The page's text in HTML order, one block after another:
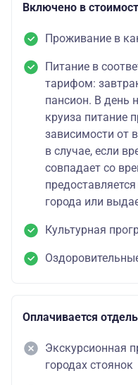
Включено в
Проживание в
Питание в
тарифом:
пансион. В день
круиза питание
зависимости от
в случае, если
совпадает со
города или
Культурная
Оплачивается
Экскурсионная
городах стоянок